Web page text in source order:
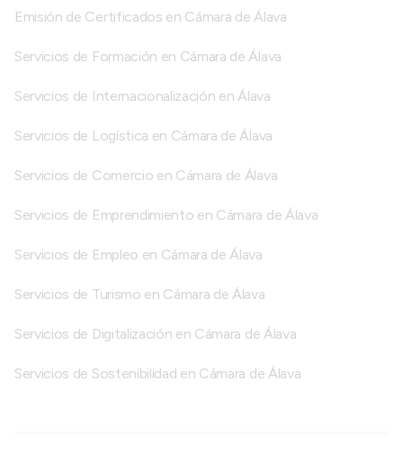
Emisión de Certificados en Cámara de Álava
Servicios de Formación en Cámara de Álava
Servicios de Internacionalización en Álava
Servicios de Logística en Cámara de Álava
Servicios de Comercio en Cámara de Álava
Servicios de Emprendimiento en Cámara de Álava
Servicios de Empleo en Cámara de Álava
Servicios de Turismo en Cámara de Álava
Servicios de Digitalización en Cámara de Álava
Servicios de Sostenibilidad en Cámara de Álava